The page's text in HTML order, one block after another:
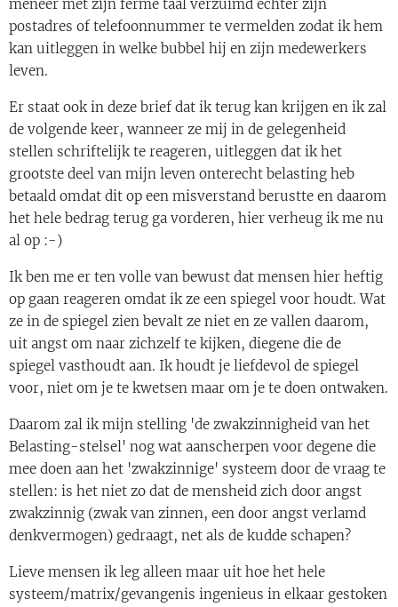
meneer met zijn ferme taal verzuimd echter zijn
postadres of telefoonnummer te vermelden zodat ik hem
kan uitleggen in welke bubbel hij en zijn medewerkers
leven.
Er staat ook in deze brief dat ik terug kan krijgen en ik zal
de volgende keer, wanneer ze mij in de gelegenheid
stellen schriftelijk te reageren, uitleggen dat ik het
grootste deel van mijn leven onterecht belasting heb
betaald omdat dit op een misverstand berustte en daarom
het hele bedrag terug ga vorderen, hier verheug ik me nu
al op :-)
Ik ben me er ten volle van bewust dat mensen hier heftig
op gaan reageren omdat ik ze een spiegel voor houdt. Wat
ze in de spiegel zien bevalt ze niet en ze vallen daarom,
uit angst om naar zichzelf te kijken, diegene die de
spiegel vasthoudt aan. Ik houdt je liefdevol de spiegel
voor, niet om je te kwetsen maar om je te doen ontwaken.
Daarom zal ik mijn stelling 'de zwakzinnigheid van het
Belasting-stelsel' nog wat aanscherpen voor degene die
mee doen aan het 'zwakzinnige' systeem door de vraag te
stellen: is het niet zo dat de mensheid zich door angst
zwakzinnig (zwak van zinnen, een door angst verlamd
denkvermogen) gedraagt, net als de kudde schapen?
Lieve mensen ik leg alleen maar uit hoe het hele
systeem/matrix/gevangenis ingenieus in elkaar gestoken